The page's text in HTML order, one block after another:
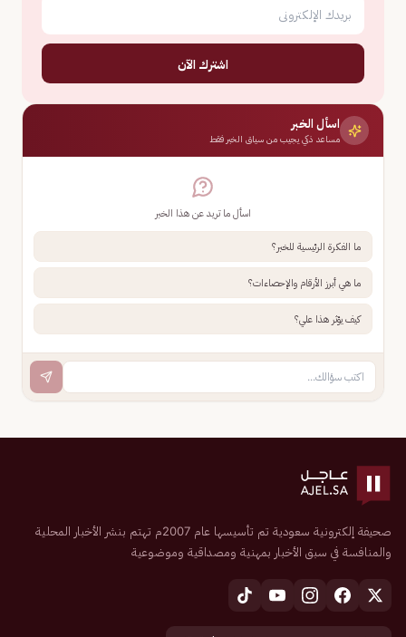
اشترك الآن
اسأل الخبر
مساعد ذكي يجيب من سياق الخبر فقط
اسأل ما تريد عن هذا الخبر
ما الفكرة الرئيسية للخبر؟
ما هي أبرز الأرقام والإحصاءات؟
كيف يؤثر هذا علي؟
صحيفة إلكترونية سعودية تم تأسيسها عام 2007م تهتم بنشر الأخبار المحلية
والمنافسة في سبق الأخبار بمهنية ومصداقية وموضوعية